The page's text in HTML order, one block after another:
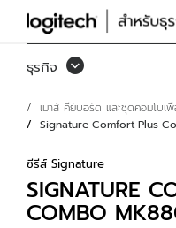
SIGNATURE
COMFORT
PLUS
COMBO
MK880
FOR
ธุรกิจ
เมาส์ คีย์บอร์ด และชุดคอมโบเ
Signature Comfort Plus
ซีรีส์ Signature
SIGNATURE
COMBO